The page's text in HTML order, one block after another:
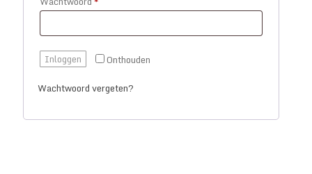
Onthouden
Inloggen
Wachtwoord vergeten?